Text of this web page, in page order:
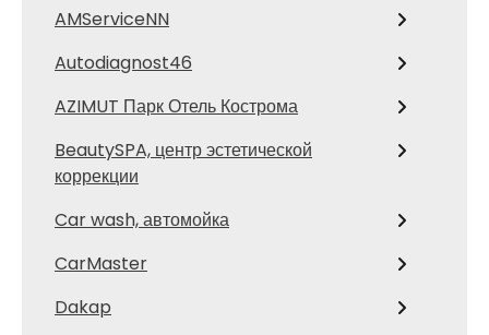
AMServiceNN
Autodiagnost46
AZIMUT Парк Отель Кострома
BeautySPA, центр эстетической
коррекции
Car wash, автомойка
CarMaster
Dakap